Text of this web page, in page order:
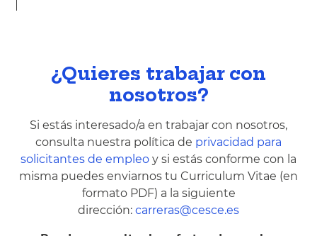
¿Quieres trabajar con
nosotros?
Si estás interesado/a en trabajar con nosotros,
consulta nuestra política de privacidad para
solicitantes de empleo y si estás conforme con la
misma puedes enviarnos tu Curriculum Vitae (en
formato PDF) a la siguiente
dirección: carreras@cesce.es